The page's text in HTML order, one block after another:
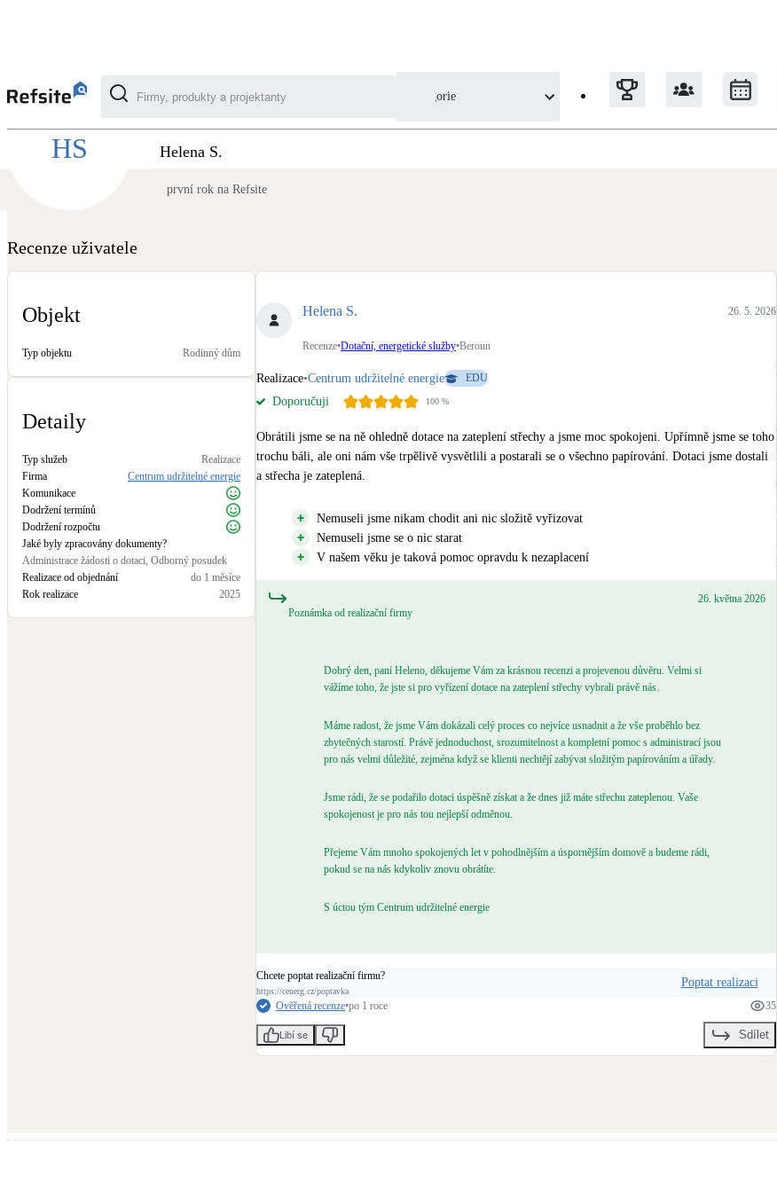
Kategorie
Kategorie
Fotovoltaika
Dotační, energetické služby
Solární termický systém
Teplovzdušné vytápění
Okna / dveře
Balkonové sestavy
Stínicí technika
Žaluzie, markýzy, pergoly
LED osvětlení
Vnitřní i venkovní
Retence deštové vody
Akumulace dešťovky
Větrné elektrárny
HS
Recenze Centrum udržitelné energie - Dotační, energetické služby z pohledu uživatele
Helena S.
první rok na Refsite
Recenze uživatele
Objekt
Typ objektu Rodinný dům
Detaily
Typ služeb
Realizace
Firma
Centrum udržitelné energie
Komunikace
Dodržení termínů
Dodržení rozpočtu
Jaké byly zpracovány dokumenty?
Administrace žádosti o dotaci, Odborný posudek
Realizace od objednání
do 1 měsíce
Rok realizace
2025
Helena S. 26. 5. 2026
Recenze•Dotační, energetické služby•Beroun
Realizace•Centrum udržitelné energie EDU
Doporučuji 100 %
Obrátili jsme se na ně ohledně dotace na zateplení střechy a jsme moc spokojeni. Upřímně jsme se toho
trochu báli, ale oni nám vše trpělivě vysvětlili a postarali se o všechno papírování. Dotaci jsme dostali
a střecha je zateplená.
Nemuseli jsme nikam chodit ani nic složitě vyřizovat
Nemuseli jsme se o nic starat
V našem věku je taková pomoc opravdu k nezaplacení
Poznámka od realizační firmy
26. května 2026
Dobrý den, paní Heleno, děkujeme Vám za krásnou recenzi a projevenou důvěru. Velmi si
vážíme toho, že jste si pro vyřízení dotace na zateplení střechy vybrali právě nás.
Máme radost, že jsme Vám dokázali celý proces co nejvíce usnadnit a že vše proběhlo bez
zbytečných starostí. Právě jednoduchost, srozumitelnost a kompletní pomoc s administrací jsou
pro nás velmi důležité, zejména když se klienti nechtějí zabývat složitým papírováním a úřady.
Jsme rádi, že se podařilo dotaci úspěšně získat a že dnes již máte střechu zateplenou. Vaše
spokojenost je pro nás tou nejlepší odměnou.
Přejeme Vám mnoho spokojených let v pohodlnějším a úspornějším domově a budeme rádi,
pokud se na nás kdykoliv znovu obrátíte.
S úctou tým Centrum udržitelné energie
Chcete poptat realizační firmu?
https://cenerg.cz/poptavka
Poptat realizaci
Ověřená recenze•po 1 roce 35
Libí se Sdílet